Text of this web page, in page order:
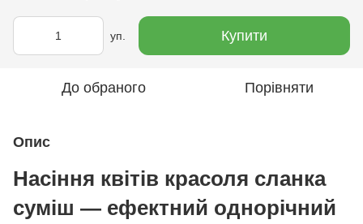
уп. Купити
До обраного Порівняти
Опис
Насіння квітів красоля сланка
суміш — ефектний однорічний